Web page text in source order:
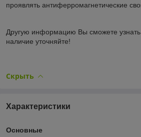
проявлять антиферромагнетические
Другую информацию Вы сможете
наличие уточняйте!
Скрыть
Характеристики
Основные